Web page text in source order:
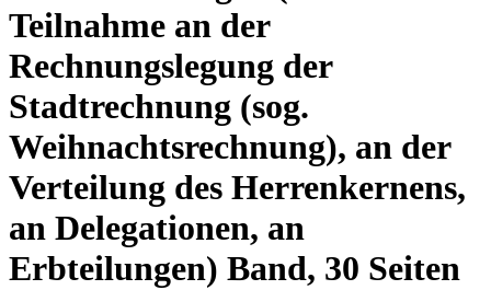
Teilnahme an der
Rechnungslegung der
Stadtrechnung (sog.
Weihnachtsrechnung), an der
Verteilung des Herrenkernens,
an Delegationen, an
Erbteilungen) Band, 30 Seiten